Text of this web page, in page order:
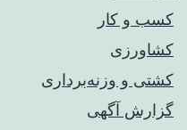
کسب و کار
کشاورزی
کشتی و وزنه‌برداری
گزارش آگهی